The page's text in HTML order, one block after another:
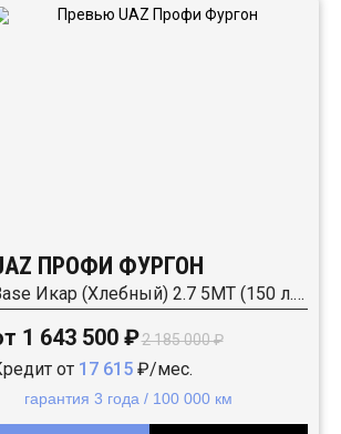
ПРОФИ ФУРГОН
Base Икар (Хлебный) 2.7 5MT (150 л.с.) 4WD
1 643 500 ₽2 185 000 ₽
от 17 615₽/мес.
гарантия 3 года / 100 000 км